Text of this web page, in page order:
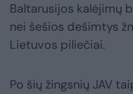
Baltarusijos kalėjimų
nei šešios dešimtys
Lietuvos piliečiai.
Po šių žingsnių JAV